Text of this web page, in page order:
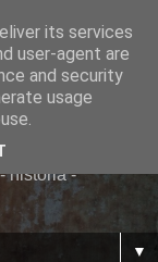
- przygoda
historia -
▼
its services
user-agent are
and security
usage